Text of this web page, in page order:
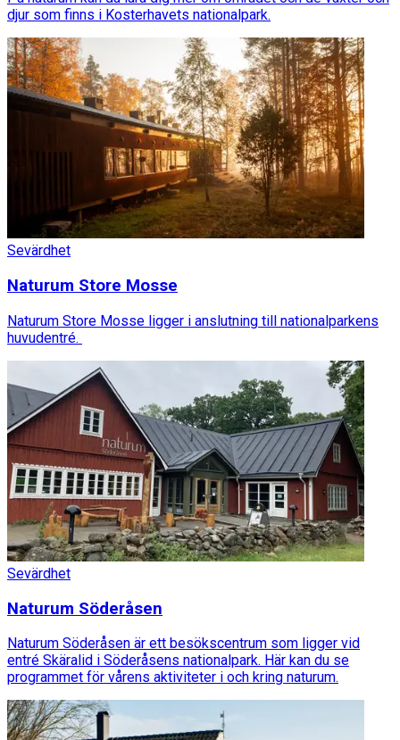
djur som finns i Kosterhavets nationalpark.
Sevärdhet
Naturum Store Mosse
Naturum Store Mosse ligger i anslutning till nationalparkens
huvudentré.
Sevärdhet
Naturum Söderåsen
Naturum Söderåsen är ett besökscentrum som ligger vid
entré Skäralid i Söderåsens nationalpark. Här kan du se
programmet för vårens aktiviteter i och kring naturum.